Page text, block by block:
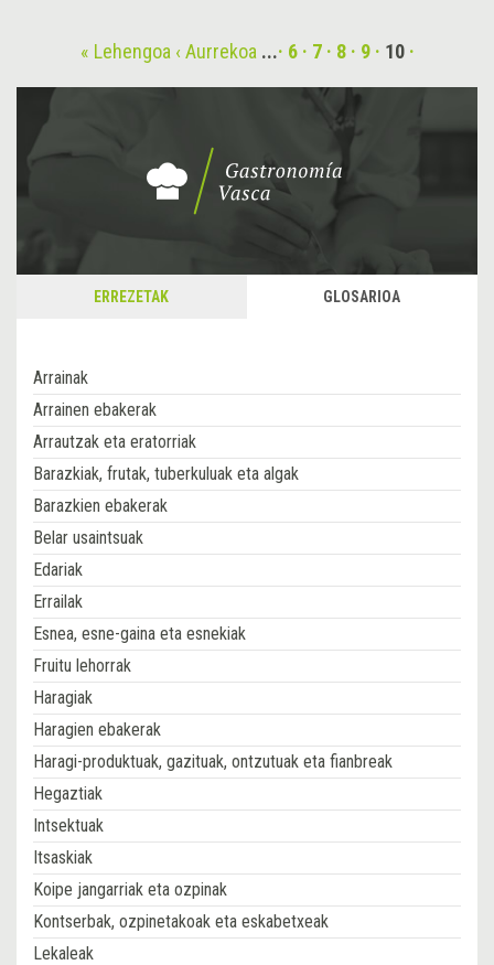
« Lehengoa ‹ Aurrekoa ... 6 7 8 9 10
ERREZETAK GLOSARIOA
Arrainak
Arrainen ebakerak
Arrautzak eta eratorriak
Barazkiak, frutak, tuberkuluak eta algak
Barazkien ebakerak
Belar usaintsuak
Edariak
Errailak
Esnea, esne-gaina eta esnekiak
Fruitu lehorrak
Haragiak
Haragien ebakerak
Haragi-produktuak, gazituak, ontzutuak eta fianbreak
Hegaztiak
Intsektuak
Itsaskiak
Koipe jangarriak eta ozpinak
Kontserbak, ozpinetakoak eta eskabetxeak
Lekaleak